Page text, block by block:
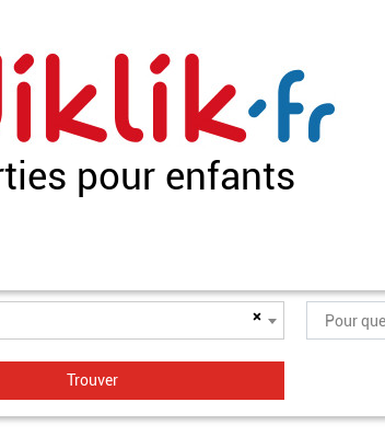
pour enfants
×